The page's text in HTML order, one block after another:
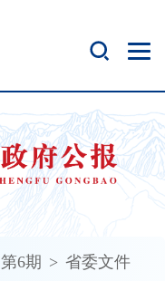
第6期 > 省委文件